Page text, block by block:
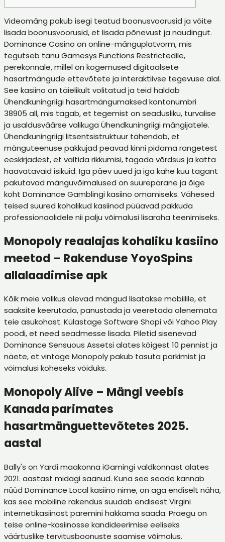
Videomäng pakub isegi teatud boonusvoorusid ja võite
lisada boonusvoorusid, et lisada põnevust ja naudingut.
Dominance Casino on online-mänguplatvorm, mis
tegutseb tänu Gamesys Functions Restrictedile,
perekonnale, millel on kogemused digitaalsete
hasartmängude ettevõtete ja interaktiivse tegevuse alal.
See kasiino on täielikult volitatud ja teid haldab
Ühendkuningriigi hasartmängumaksed kontonumbri
38905 all, mis tagab, et tegemist on seadusliku, turvalise
ja usaldusväärse valikuga Ühendkuningriigi mängijatele.
Ühendkuningriigi litsentsistruktuur tähendab, et
mänguteenuse pakkujad peavad kinni pidama rangetest
eeskirjadest, et vältida rikkumisi, tagada võrdsus ja katta
haavatavaid isikuid. Iga päev uued ja iga kahe kuu tagant
pakutavad mänguvõimalused on suurepärane ja õige
koht Dominance Gamblingi kasiino omamiseks. Vähesed
teised suured kohalikud kasiinod püüavad pakkuda
professionaalidele nii palju võimalusi lisaraha teenimiseks.
Monopoly reaalajas kohaliku kasiino
meetod – Rakenduse YoyoSpins
allalaadimise apk
Kõik meie valikus olevad mängud lisatakse mobiilile, et
saaksite keerutada, panustada ja veeretada olenemata
teie asukohast. Külastage Software Shopi või Yahoo Play
poodi, et need seadmesse lisada. Piletid sisenevad
Dominance Sensuous Assetsi alates kõigest 10 pennist ja
näete, et vintage Monopoly pakub tasuta parkimist ja
võimalusi koheseks võiduks.
Monopoly Alive – Mängi veebis
Kanada parimates
hasartmänguettevõtetes 2025.
aastal
Bally's on Yardi maakonna iGamingi valdkonnast alates
2021. aastast midagi saanud. Kuna see seade kannab
nüüd Dominance Local kasiino nime, on aga endiselt näha,
kas see mobiilne rakendus suudab endisest Virgini
internetikasiinost paremini hakkama saada. Praegu on
teise online-kasiinosse kandideerimise eeliseks
väärtuslike tervitusboonuste saamise võimalus.